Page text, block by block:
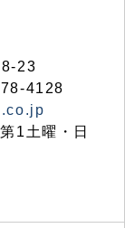
23
4128
1土曜・日